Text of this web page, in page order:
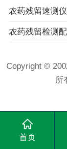
农药残留速测
农药残留检测
Copyright ©
所
首页